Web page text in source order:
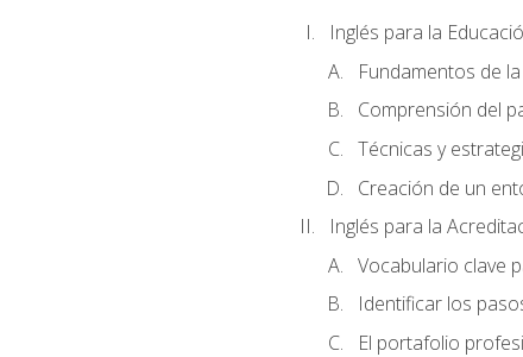
Inglés para la
Fundamentos de
Comprensión del
Técnicas y
Creación de un
Inglés para la
Vocabulario clave
Identificar los
El portafolio